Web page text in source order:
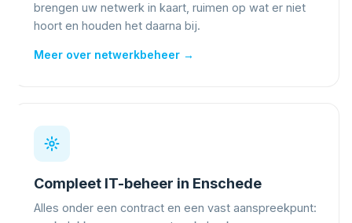
brengen uw netwerk in kaart, ruimen op wat er niet
hoort en houden het daarna bij.
Meer over netwerkbeheer →
Compleet IT-beheer in Enschede
Alles onder een contract en een vast aanspreekpunt: